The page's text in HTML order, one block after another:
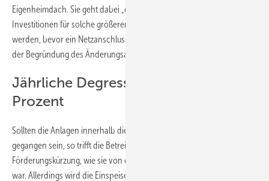
Eigenheimdach. Sie geht dabei „davon aus, dass relevante
Investitionen für solche größeren Anlagen in der Regel nicht getätigt
werden, bevor ein Netzanschlussbegehren gestellt wurde“, heißt es in
der Begründung des Änderungsantrages.
Jährliche Degression bis zu 29
Prozent
Sollten die Anlagen innerhalb dieser Übergangsfristen nicht in Betrieb
gegangen sein, so trifft die Betreiber die volle Härte der
Förderungskürzung, wie sie von der Bundesregierung vorgesehen
war. Allerdings wird die Einspeisevergütung nicht wie bisher